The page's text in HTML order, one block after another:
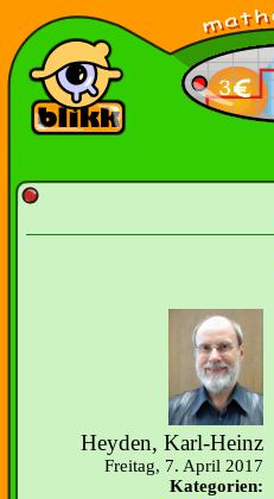
Heyden, Karl-Heinz
Freitag, 7. April 2017
Kategorien: